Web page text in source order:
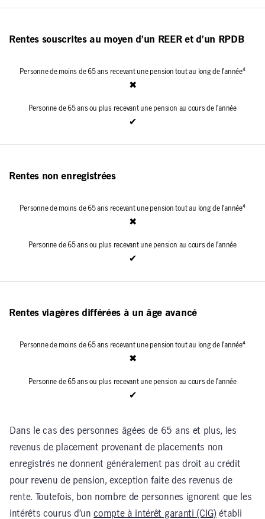
Rentes souscrites au moyen d’un REER et d’un RPDB
✖
✔
Rentes non enregistrées
✖
✔
Rentes viagères différées à un âge avancé
✖
✔
Dans le cas des personnes âgées de 65 ans et plus, les
revenus de placement provenant de placements non
enregistrés ne donnent généralement pas droit au crédit
pour revenu de pension, exception faite des revenus de
rente. Toutefois, bon nombre de personnes ignorent que les
intérêts courus d’uncompte à intérêt garanti (CIG) établi